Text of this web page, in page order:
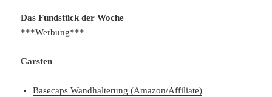
Das Fundstück der Woche
***Werbung***
Carsten
Basecaps Wandhalterung (Amazon/Affiliate)